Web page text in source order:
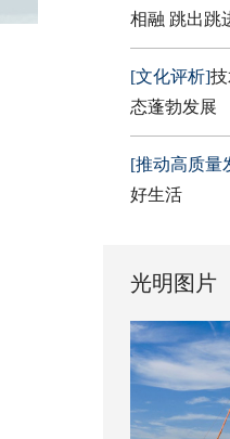
相融 跳出跳
[文化评析]
态蓬勃发展
[推动高质量
好生活
光明图片